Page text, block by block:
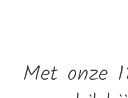
Met onze